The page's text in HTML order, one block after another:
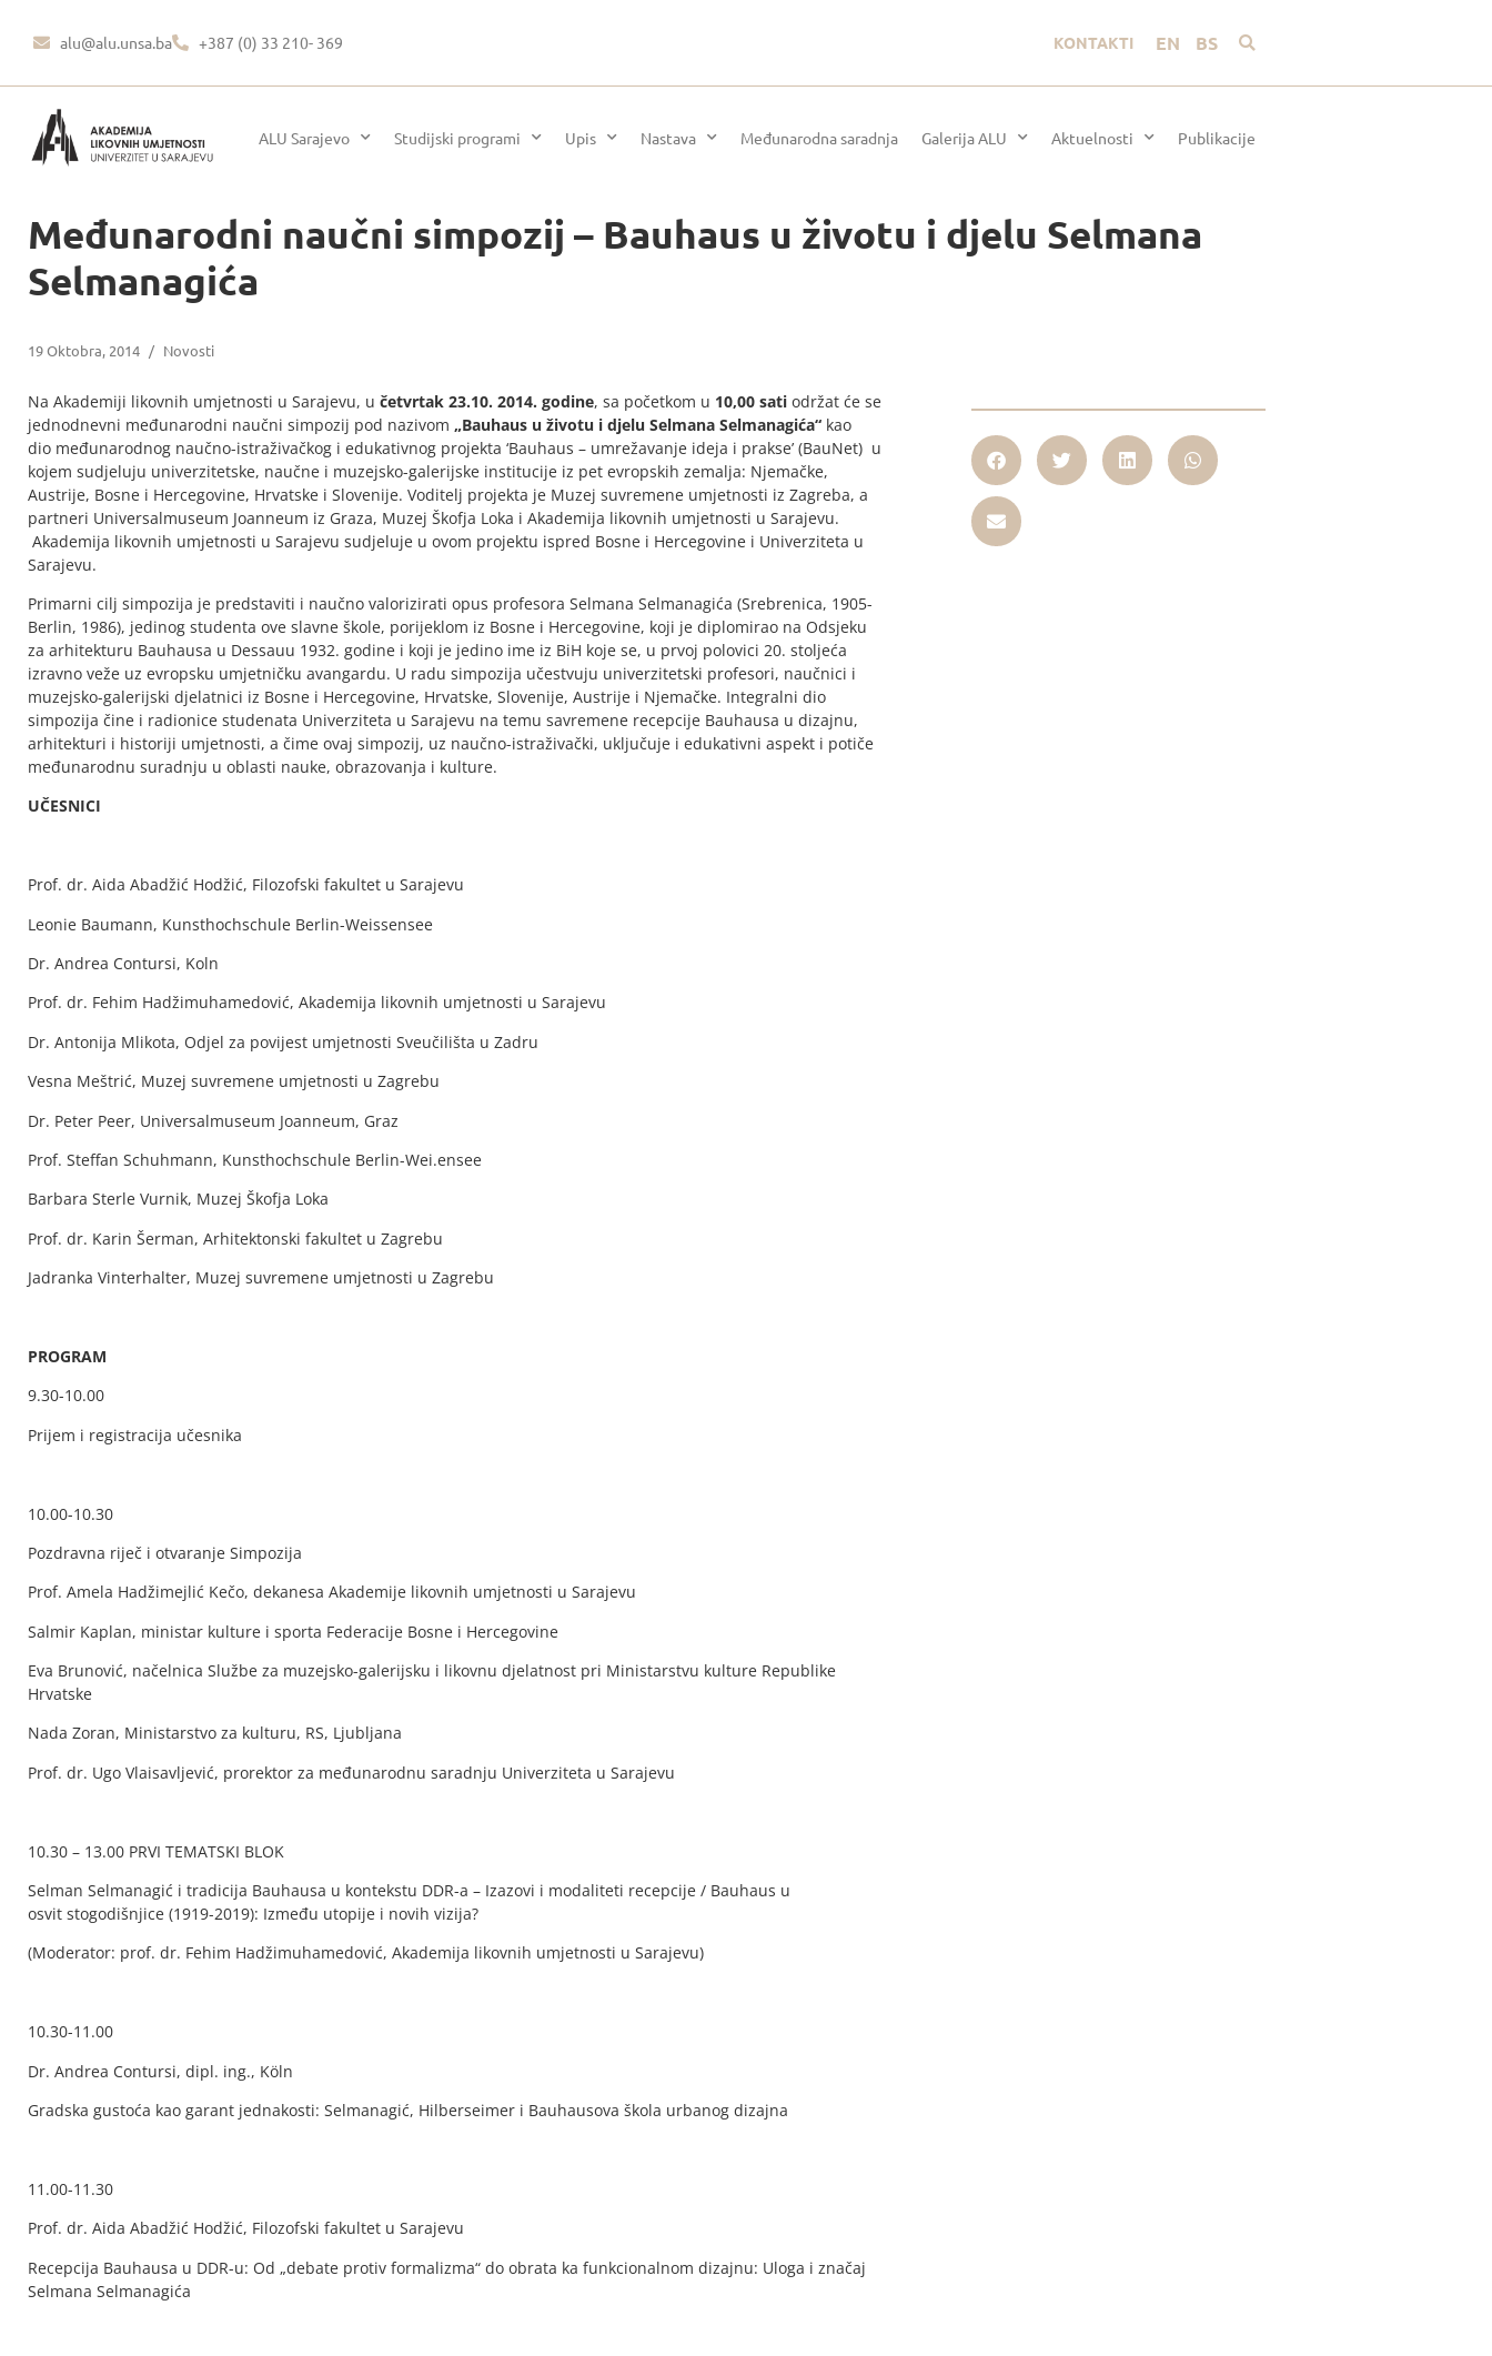
alu@alu.unsa.ba +387 (0) 33 210- 369 KONTAKTI EN BS
ALU Sarajevo Studijski programi Upis Nastava Međunarodna saradnja Galerija ALU Aktuelnosti Publikacije
Međunarodni naučni simpozij – Bauhaus u životu i djelu Selmana
Selmanagića
19 Oktobra, 2014 / Novosti
Na Akademiji likovnih umjetnosti u Sarajevu, u četvrtak 23.10. 2014. godine, sa početkom u 10,00 sati održat će se
jednodnevni međunarodni naučni simpozij pod nazivom „Bauhaus u životu i djelu Selmana Selmanagića“ kao
dio međunarodnog naučno-istraživačkog i edukativnog projekta ‘Bauhaus – umrežavanje ideja i prakse’ (BauNet) u
kojem sudjeluju univerzitetske, naučne i muzejsko-galerijske institucije iz pet evropskih zemalja: Njemačke,
Austrije, Bosne i Hercegovine, Hrvatske i Slovenije. Voditelj projekta je Muzej suvremene umjetnosti iz Zagreba, a
partneri Universalmuseum Joanneum iz Graza, Muzej Škofja Loka i Akademija likovnih umjetnosti u Sarajevu.
Akademija likovnih umjetnosti u Sarajevu sudjeluje u ovom projektu ispred Bosne i Hercegovine i Univerziteta u
Sarajevu.
Primarni cilj simpozija je predstaviti i naučno valorizirati opus profesora Selmana Selmanagića (Srebrenica, 1905-
Berlin, 1986), jedinog studenta ove slavne škole, porijeklom iz Bosne i Hercegovine, koji je diplomirao na Odsjeku
za arhitekturu Bauhausa u Dessauu 1932. godine i koji je jedino ime iz BiH koje se, u prvoj polovici 20. stoljeća
izravno veže uz evropsku umjetničku avangardu. U radu simpozija učestvuju univerzitetski profesori, naučnici i
muzejsko-galerijski djelatnici iz Bosne i Hercegovine, Hrvatske, Slovenije, Austrije i Njemačke. Integralni dio
simpozija čine i radionice studenata Univerziteta u Sarajevu na temu savremene recepcije Bauhausa u dizajnu,
arhitekturi i historiji umjetnosti, a čime ovaj simpozij, uz naučno-istraživački, uključuje i edukativni aspekt i potiče
međunarodnu suradnju u oblasti nauke, obrazovanja i kulture.
UČESNICI
Prof. dr. Aida Abadžić Hodžić, Filozofski fakultet u Sarajevu
Leonie Baumann, Kunsthochschule Berlin-Weissensee
Dr. Andrea Contursi, Koln
Prof. dr. Fehim Hadžimuhamedović, Akademija likovnih umjetnosti u Sarajevu
Dr. Antonija Mlikota, Odjel za povijest umjetnosti Sveučilišta u Zadru
Vesna Meštrić, Muzej suvremene umjetnosti u Zagrebu
Dr. Peter Peer, Universalmuseum Joanneum, Graz
Prof. Steffan Schuhmann, Kunsthochschule Berlin-Wei.ensee
Barbara Sterle Vurnik, Muzej Škofja Loka
Prof. dr. Karin Šerman, Arhitektonski fakultet u Zagrebu
Jadranka Vinterhalter, Muzej suvremene umjetnosti u Zagrebu
PROGRAM
9.30-10.00
Prijem i registracija učesnika
10.00-10.30
Pozdravna riječ i otvaranje Simpozija
Prof. Amela Hadžimejlić Kečo, dekanesa Akademije likovnih umjetnosti u Sarajevu
Salmir Kaplan, ministar kulture i sporta Federacije Bosne i Hercegovine
Eva Brunović, načelnica Službe za muzejsko-galerijsku i likovnu djelatnost pri Ministarstvu kulture Republike
Hrvatske
Nada Zoran, Ministarstvo za kulturu, RS, Ljubljana
Prof. dr. Ugo Vlaisavljević, prorektor za međunarodnu saradnju Univerziteta u Sarajevu
10.30 – 13.00 PRVI TEMATSKI BLOK
Selman Selmanagić i tradicija Bauhausa u kontekstu DDR-a – Izazovi i modaliteti recepcije / Bauhaus u
osvit stogodišnjice (1919-2019): Između utopije i novih vizija?
(Moderator: prof. dr. Fehim Hadžimuhamedović, Akademija likovnih umjetnosti u Sarajevu)
10.30-11.00
Dr. Andrea Contursi, dipl. ing., Köln
Gradska gustoća kao garant jednakosti: Selmanagić, Hilberseimer i Bauhausova škola urbanog dizajna
11.00-11.30
Prof. dr. Aida Abadžić Hodžić, Filozofski fakultet u Sarajevu
Recepcija Bauhausa u DDR-u: Od „debate protiv formalizma“ do obrata ka funkcionalnom dizajnu: Uloga i značaj
Selmana Selmanagića